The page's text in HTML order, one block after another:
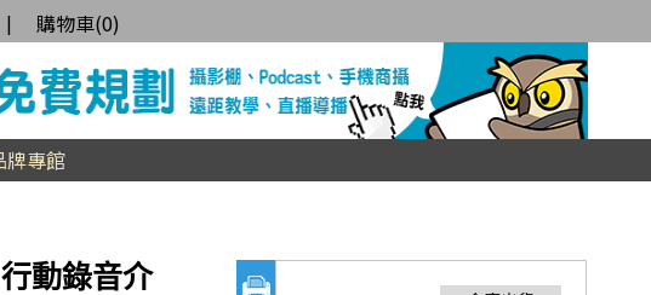
| 購物車(0)
牌專館
動錄音介